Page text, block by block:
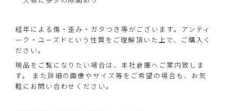
経年による傷・歪み・ガタつき等がございます。アンティ
ーク・ユーズドという性質をご理解頂いた上で、ご購入く
ださい。
現品をご覧になりたい場合は、本社倉庫へご案内致しま
す。 また詳細の画像やサイズ等をご希望の場合も、お気
軽にお問い合わせください。